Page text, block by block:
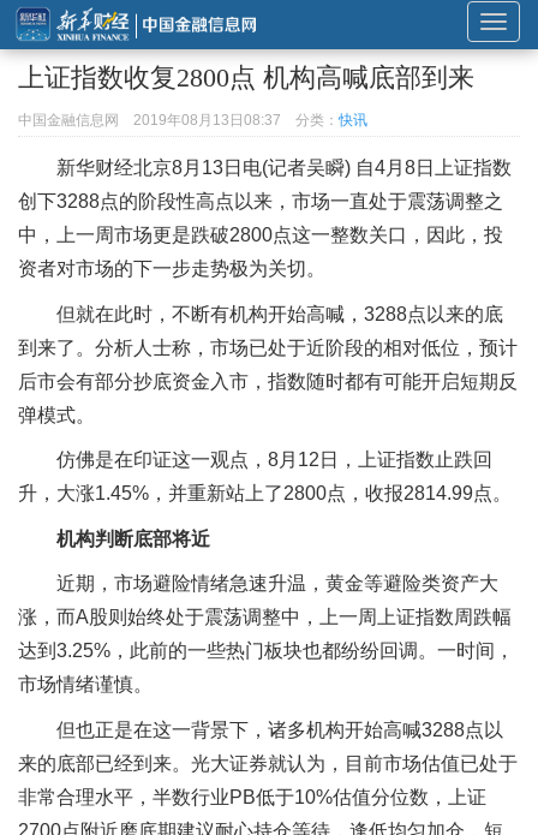
展
开
导
航
上证指数收复2800点 机构高喊底部到来
中国金融信息网 2019年08月13日08:37 分类：快讯
新华财经北京8月13日电(记者吴瞬) 自4月8日上证指数
创下3288点的阶段性高点以来，市场一直处于震荡调整之
中，上一周市场更是跌破2800点这一整数关口，因此，投
资者对市场的下一步走势极为关切。
但就在此时，不断有机构开始高喊，3288点以来的底
到来了。分析人士称，市场已处于近阶段的相对低位，预计
后市会有部分抄底资金入市，指数随时都有可能开启短期反
弹模式。
仿佛是在印证这一观点，8月12日，上证指数止跌回
升，大涨1.45%，并重新站上了2800点，收报2814.99点。
机构判断底部将近
近期，市场避险情绪急速升温，黄金等避险类资产大
涨，而A股则始终处于震荡调整中，上一周上证指数周跌幅
达到3.25%，此前的一些热门板块也都纷纷回调。一时间，
市场情绪谨慎。
但也正是在这一背景下，诸多机构开始高喊3288点以
来的底部已经到来。光大证券就认为，目前市场估值已处于
非常合理水平，半数行业PB低于10%估值分位数，上证
2700点附近磨底期建议耐心持仓等待，逢低均匀加仓，短